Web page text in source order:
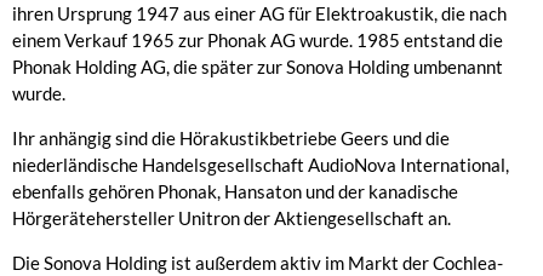
ihren Ursprung 1947 aus einer AG für Elektroakustik, die nach
einem Verkauf 1965 zur Phonak AG wurde. 1985 entstand die
Phonak Holding AG, die später zur Sonova Holding umbenannt
wurde.
Ihr anhängig sind die Hörakustikbetriebe Geers und die
niederländische Handelsgesellschaft AudioNova International,
ebenfalls gehören Phonak, Hansaton und der kanadische
Hörgerätehersteller Unitron der Aktiengesellschaft an.
Die Sonova Holding ist außerdem aktiv im Markt der Cochlea-